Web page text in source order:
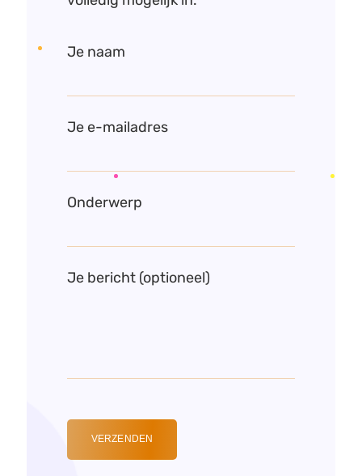
Je naam
Je e-mailadres
Onderwerp
Je bericht (optioneel)